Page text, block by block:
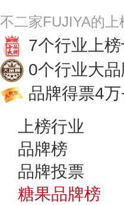
不二家FUJIYA的
7个行业上
0个行业大
品牌得票4万
上榜行业
品牌榜
品牌投票
糖果品牌榜